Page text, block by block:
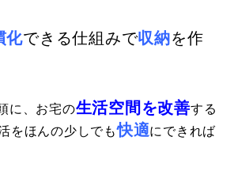
化できる仕組みで収納を作
に、お宅の生活空間を改善する
をほんの少しでも快適にできれば